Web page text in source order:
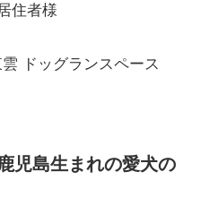
住者様
ドッグランスペース
児島生まれの愛犬の